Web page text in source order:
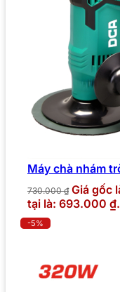
Máy chà nhám
730.000₫ Giá gốc
tại là: 693.000 ₫.
-5%